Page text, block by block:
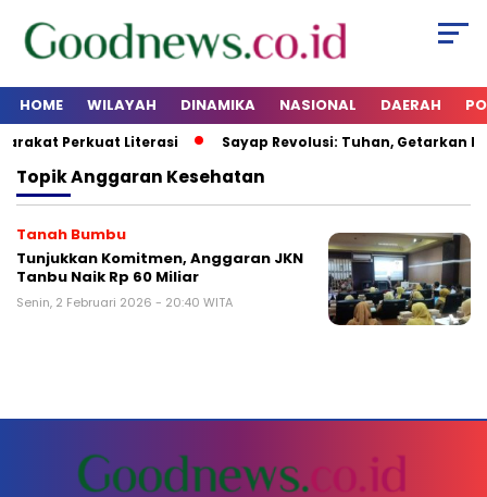
HOME WILAYAH DINAMIKA NASIONAL DAERAH
Perkuat Literasi Sayap Revolusi: Tuhan, Getarkan
TopikAnggaran Kesehatan
Tanah Bumbu
Tunjukkan Komitmen, Anggaran JKN
Tanbu Naik Rp 60 Miliar
Senin, 2 Februari 2026 - 20:40 WITA